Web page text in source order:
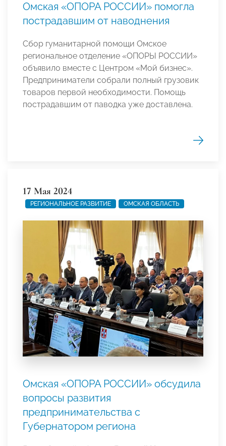
Омская «ОПОРА РОССИИ» помогла
пострадавшим от наводнения
Сбор гуманитарной помощи Омское
региональное отделение «ОПОРЫ РОССИИ»
объявило вместе с Центром «Мой бизнес».
Предприниматели собрали полный грузовик
товаров первой необходимости. Помощь
пострадавшим от паводка уже доставлена.
17 Мая 2024
РЕГИОНАЛЬНОЕ РАЗВИТИЕ ОМСКАЯ ОБЛАСТЬ
Омская «ОПОРА РОССИИ» обсудила
вопросы развития
предпринимательства с
Губернатором региона